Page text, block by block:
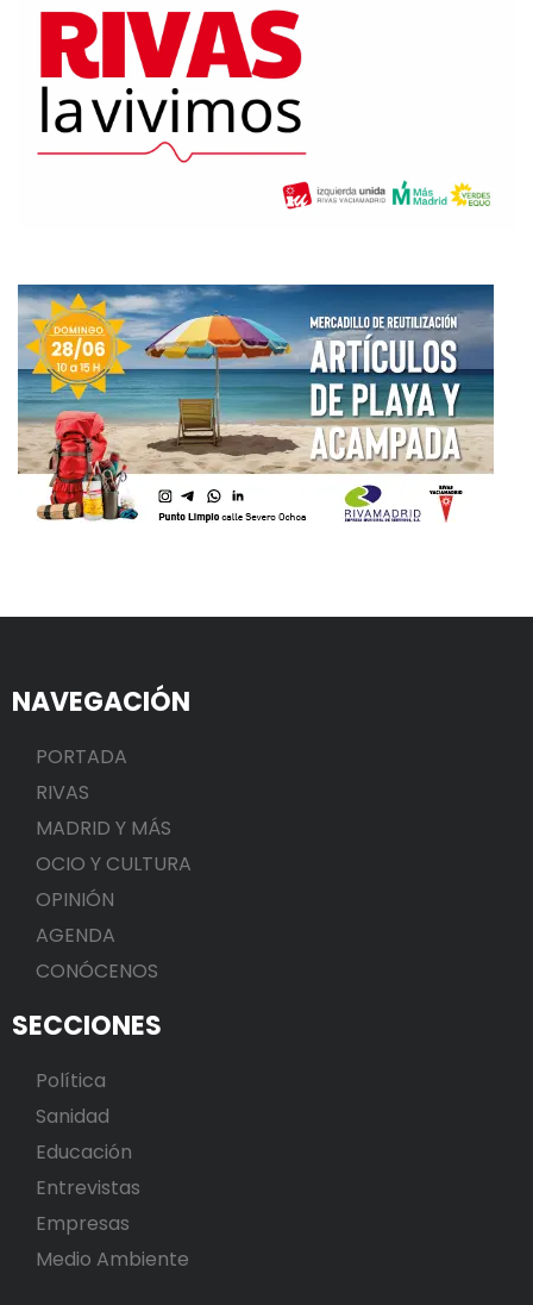
NAVEGACIÓN
PORTADA
RIVAS
MADRID Y MÁS
OCIO Y CULTURA
OPINIÓN
AGENDA
CONÓCENOS
SECCIONES
Política
Sanidad
Educación
Entrevistas
Empresas
Medio Ambiente